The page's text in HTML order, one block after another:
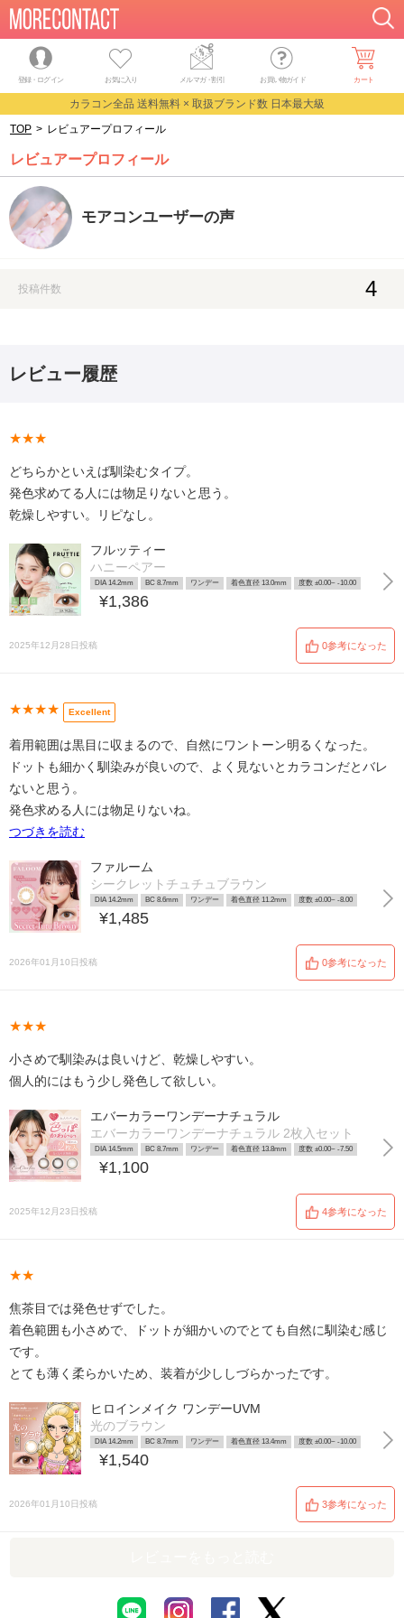
登録・ログイン お気に入り メルマガ・割引 お買い物ガイド カート
カラコン全品 送料無料 × 取扱ブランド数 日本最大級
TOP > レビュアープロフィール
レビュアープロフィール
モアコンユーザーの声
投稿件数 4
レビュー履歴
★★★
どちらかといえば馴染むタイプ。
発色求めてる人には物足りないと思う。
乾燥しやすい。リピなし。
フルッティー
ハニーペアー
DIA 14.2mm BC 8.7mm ワンデー 着色直径 13.0mm 度数 ±0.00~ -10.00
¥1,386
2025年12月28日投稿 0参考になった
★★★★ Excellent
着用範囲は黒目に収まるので、自然にワントーン明るくなった。
ドットも細かく馴染みが良いので、よく見ないとカラコンだとバレ
ないと思う。
発色求める人には物足りないね。
つづきを読む
ファルーム
シークレットチュチュブラウン
DIA 14.2mm BC 8.6mm ワンデー 着色直径 11.2mm 度数 ±0.00~ -8.00
¥1,485
2026年01月10日投稿 0参考になった
★★★
小さめで馴染みは良いけど、乾燥しやすい。
個人的にはもう少し発色して欲しい。
エバーカラーワンデーナチュラル
エバーカラーワンデーナチュラル 2枚入セット
DIA 14.5mm BC 8.7mm ワンデー 着色直径 13.8mm 度数 ±0.00~ -7.50
¥1,100
2025年12月23日投稿 4参考になった
★★
焦茶目では発色せずでした。
着色範囲も小さめで、ドットが細かいのでとても自然に馴染む感じ
です。
とても薄く柔らかいため、装着が少ししづらかったです。
ヒロインメイク ワンデーUVM
光のブラウン
DIA 14.2mm BC 8.7mm ワンデー 着色直径 13.4mm 度数 ±0.00~ -10.00
¥1,540
2026年01月10日投稿 3参考になった